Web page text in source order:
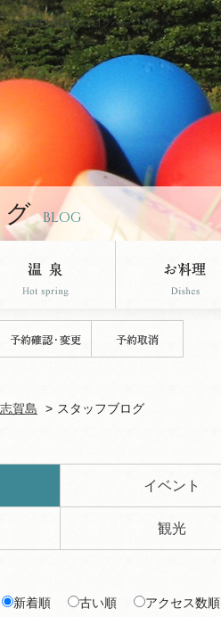
休暇村志賀島のブログページです。
グ BLOG
賀島 スタッフブログ
イベント
観光
新着順 古い順 アクセス数順